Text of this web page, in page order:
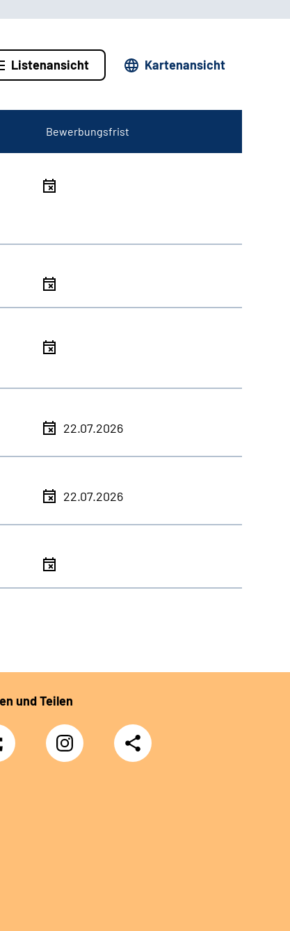
Listenansicht Kartenansicht
Bewerbungsfrist
22.07.2026
22.07.2026
und Teilen
Instagram
DRV
Nachwuchskräfte
Teilen